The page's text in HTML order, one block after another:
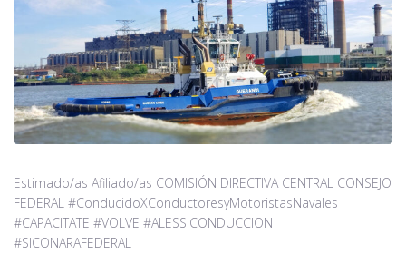
Estimado/as Afiliado/as COMISIÓN DIRECTIVA CENTRAL CONSEJO
FEDERAL #ConducidoXConductoresyMotoristasNavales
#CAPACITATE #VOLVE #ALESSICONDUCCION
#SICONARAFEDERAL